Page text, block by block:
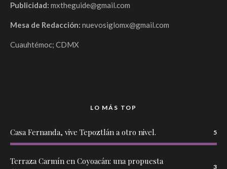
Publicidad: mxtheguide@gmail.com
Mesa de Redacción: nuevosiglomx@gmail.com
Cuauhtémoc; CDMX
LO MÁS TOP
Casa Fernanda, vive Tepoztlán a otro nivel. 5
Terraza Carmín en Coyoacán: una propuesta
3